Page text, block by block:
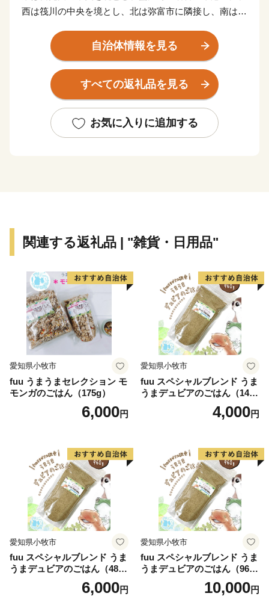
西は筏川の中央を境とし、北は弥富市に隣接し、南は伊
全体の面積は約22.43ｋ㎡と小さな村ですが、北部は農
村地帯、南部は臨海工業地帯となっており、昔ながらの
田園風景と、名古屋港を中心とした貿易の拠点としての
機能が共存している村です。
の栽培が盛んに行われています。また、一部では金魚の
養殖も行われています。
・返礼品の送付は、飛島村外にお住まいの方に限らせて
・寄附につきましては、年度内の回数制限は現在設けて
おりません。
・返礼品のお届けには1～2ヶ月程度かかることがありま
す。
・返礼品の写真はイメージです。
自治体情報を見る
すべての返礼品を見る
お気に入りに追加する
関連する返礼品 | "雑貨・日用品"
愛知県小牧市
fuu うまうまセレクション モ
モンガのごはん（175g）
6,000円
愛知県小牧市
fuu スペシャルブレンド うま
うまデュビアのごはん（140
4,000円
愛知県小牧市
fuu スペシャルブレンド うま
うまデュビアのごはん（480
6,000円
愛知県小牧市
fuu スペシャルブレンド うま
うまデュビアのごはん（960
10,000円